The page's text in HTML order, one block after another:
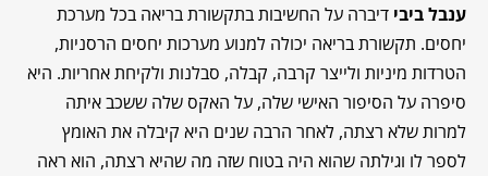
ענבל ביבי דיברה על החשיבות בתקשורת בריאה בכל מערכת
יחסים. תקשורת בריאה יכולה למנוע מערכות יחסים הרסניות,
הטרדות מיניות ולייצר קרבה, קבלה, סבלנות ולקיחת אחריות. היא
סיפרה על הסיפור האישי שלה, על האקס שלה ששכב איתה
למרות שלא רצתה, לאחר הרבה שנים היא קיבלה את האומץ
לספר לו וגילתה שהוא היה בטוח שזה מה שהיא רצתה, הוא ראה